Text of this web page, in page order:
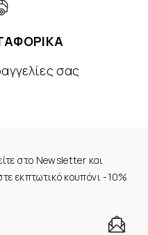
σας
στο Newsletter και
εκπτωτικό κουπόνι -10%